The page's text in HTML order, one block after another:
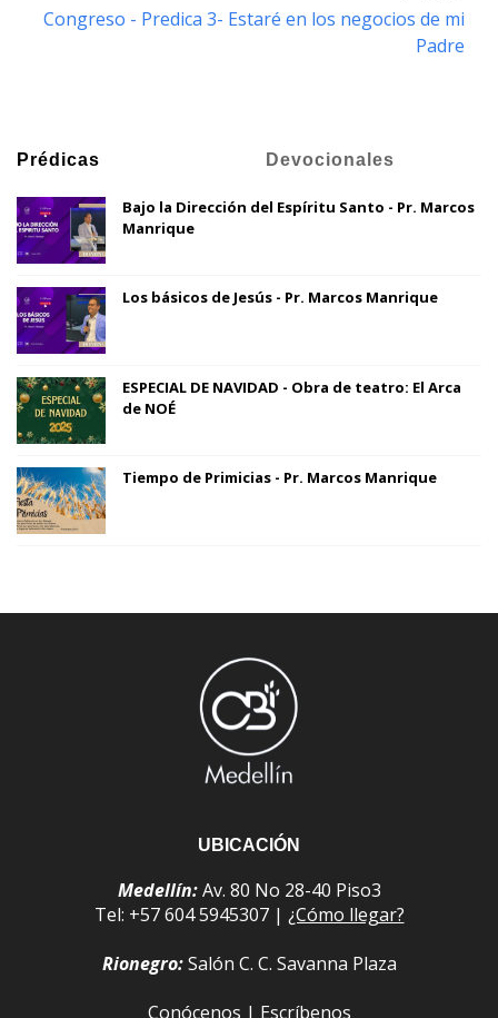
Congreso - Predica 3- Estaré en los negocios de mi
Padre
Prédicas Devocionales
Bajo la Dirección del Espíritu Santo - Pr. Marcos
Manrique
Los básicos de Jesús - Pr. Marcos Manrique
ESPECIAL DE NAVIDAD - Obra de teatro: El Arca
de NOÉ
Tiempo de Primicias - Pr. Marcos Manrique
UBICACIÓN
Medellín:Av. 80 No 28-40 Piso3
Tel: +57 604 5945307 | ¿Cómo llegar?
Rionegro:Salón C. C. Savanna Plaza
Conócenos | Escríbenos